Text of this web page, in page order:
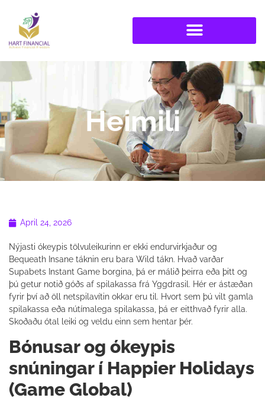
Heimili
April 24, 2026
Nýjasti ókeypis tölvuleikurinn er ekki endurvirkjaður og
Bequeath Insane táknin eru bara Wild tákn. Hvað varðar
Supabets Instant Game borgina, þá er málið þeirra eða þitt og
þú getur notið góðs af spilakassa frá Yggdrasil. Hér er ástæðan
fyrir því að öll netspilavítin okkar eru til. Hvort sem þú vilt gamla
spilakassa eða nútímalega spilakassa, þá er eitthvað fyrir alla.
Skoðaðu ótal leiki og veldu einn sem hentar þér.
Bónusar og ókeypis
snúningar í Happier Holidays
(Game Global)